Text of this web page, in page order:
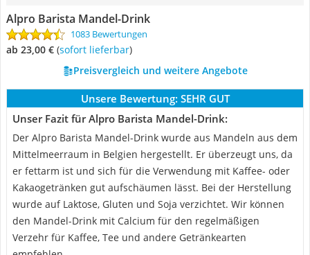
Alpro Barista Mandel-Drink
1083 Bewertungen
ab 23,00 € ( Sofort lieferbar)
Preisvergleich und weitere Angebote
Unsere Bewertung: SEHR GUT
Unser Fazit für Alpro Barista Mandel-Drink:
Der Alpro Barista Mandel-Drink wurde aus Mandeln aus dem
Mittelmeerraum in Belgien hergestellt. Er überzeugt uns, da
er fettarm ist und sich für die Verwendung mit Kaffee- oder
Kakaogetränken gut aufschäumen lässt. Bei der Herstellung
wurde auf Laktose, Gluten und Soja verzichtet. Wir können
den Mandel-Drink mit Calcium für den regelmäßigen
Verzehr für Kaffee, Tee und andere Getränkearten